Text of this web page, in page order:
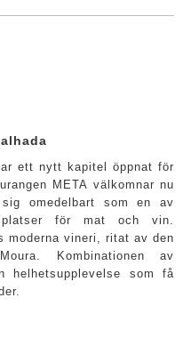
ett nytt kapitel öppnat för
META välkomnar nu
omedelbart som en av
platser för mat och vin.
moderna vineri, ritat av den
Kombinationen av
helhetsupplevelse som få